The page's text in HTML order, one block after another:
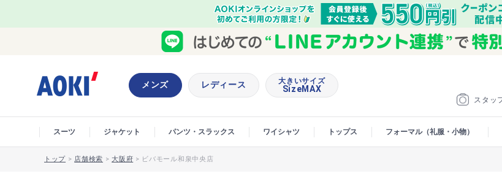
スタッ
メンズ レディース 大きいサイズ
SizeMAX
スーツ ジャケット パンツ・スラックス ワイシャツ トップス フォーマル（礼服・小物）
トップ > 店舗検索 >大阪府 > ビバモール和泉中央店